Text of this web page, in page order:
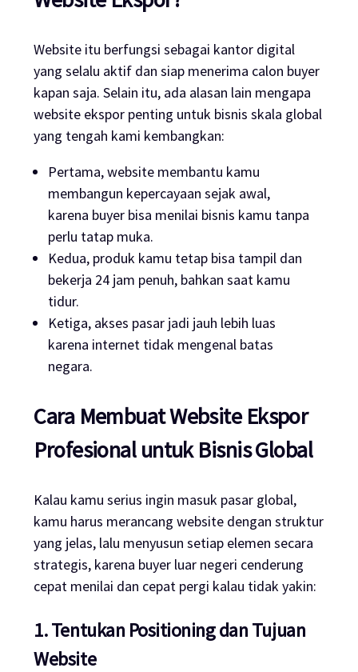
Website itu berfungsi sebagai kantor digital
yang selalu aktif dan siap menerima calon buyer
kapan saja. Selain itu, ada alasan lain mengapa
website ekspor penting untuk bisnis skala global
yang tengah kami kembangkan:
Pertama, website membantu kamu
membangun kepercayaan sejak awal,
karena buyer bisa menilai bisnis kamu tanpa
perlu tatap muka.
Kedua, produk kamu tetap bisa tampil dan
bekerja 24 jam penuh, bahkan saat kamu
tidur.
Ketiga, akses pasar jadi jauh lebih luas
karena internet tidak mengenal batas
negara.
Cara Membuat Website Ekspor
Profesional untuk Bisnis Global
Kalau kamu serius ingin masuk pasar global,
kamu harus merancang website dengan struktur
yang jelas, lalu menyusun setiap elemen secara
strategis, karena buyer luar negeri cenderung
cepat menilai dan cepat pergi kalau tidak yakin:
1. Tentukan Positioning dan Tujuan
Website